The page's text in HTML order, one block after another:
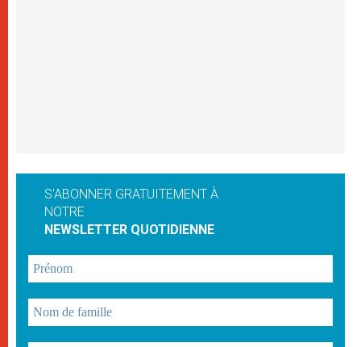
S'ABONNER GRATUITEMENT À
NOTRE
NEWSLETTER QUOTIDIENNE